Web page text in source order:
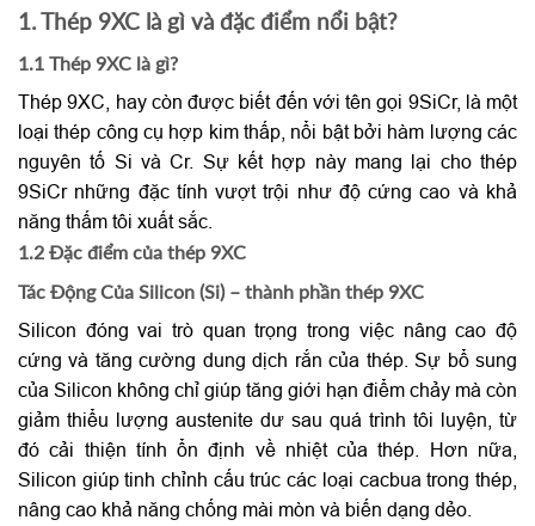
1. Thép 9XC là gì và đặc điểm nổi bật?
1.1 Thép 9XC là gì?
Thép 9XC, hay còn được biết đến với tên gọi 9SiCr, là một
loại thép công cụ hợp kim thấp, nổi bật bởi hàm lượng các
nguyên tố Si và Cr. Sự kết hợp này mang lại cho thép
9SiCr những đặc tính vượt trội như độ cứng cao và khả
năng thấm tôi xuất sắc.
1.2 Đặc điểm của thép 9XC
Tác Động Của Silicon (Si) – thành phần thép 9XC
Silicon đóng vai trò quan trọng trong việc nâng cao độ
cứng và tăng cường dung dịch rắn của thép. Sự bổ sung
của Silicon không chỉ giúp tăng giới hạn điểm chảy mà còn
giảm thiểu lượng austenite dư sau quá trình tôi luyện, từ
đó cải thiện tính ổn định về nhiệt của thép. Hơn nữa,
Silicon giúp tinh chỉnh cấu trúc các loại cacbua trong thép,
nâng cao khả năng chống mài mòn và biến dạng dẻo.